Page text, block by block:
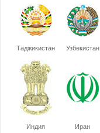
Таджикистан Узбекистан
Индия Иран